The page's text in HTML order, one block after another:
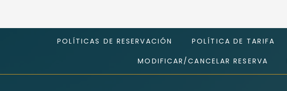
POLÍTICAS DE RESERVACIÓN POLÍTICA DE TARIFA
MODIFICAR/CANCELAR RESERVA